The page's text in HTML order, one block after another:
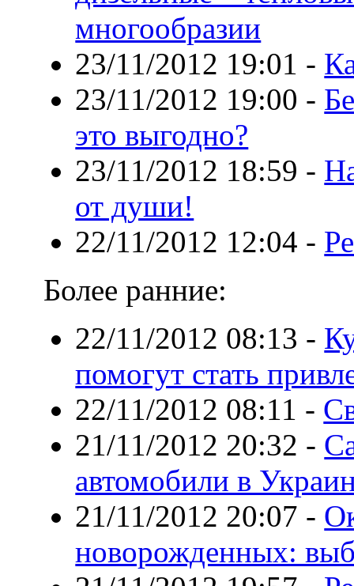
многообразии
23/11/2012 19:01 -
23/11/2012 19:00 -
это выгодно?
23/11/2012 18:59 -
от души!
22/11/2012 12:04 -
Более ранние:
22/11/2012 08:13 -
помогут стать
22/11/2012 08:11 -
21/11/2012 20:32 -
автомобили в
21/11/2012 20:07 -
новорожденных: